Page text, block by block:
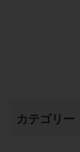
カテゴリー